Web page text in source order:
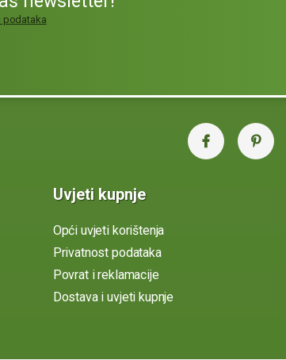
podataka
Uvjeti kupnje
Opći uvjeti korištenja
Privatnost podataka
Povrat i reklamacije
Dostava i uvjeti kupnje